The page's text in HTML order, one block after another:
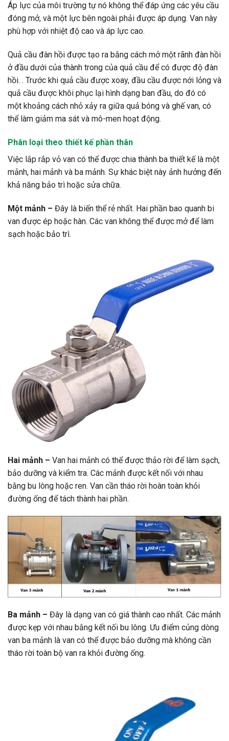
Áp lực của môi trường tự nó không thể đáp ứng các yêu cầu
đóng mở, và một lực bên ngoài phải được áp dụng. Van này
phù hợp với nhiệt độ cao và áp lực cao.
Quả cầu đàn hồi được tạo ra bằng cách mở một rãnh đàn hồi
ở đầu dưới của thành trong của quả cầu để có được độ đàn
hồi. . Trước khi quả cầu được xoay, đầu cầu được nới lỏng và
quả cầu được khôi phục lại hình dạng ban đầu, do đó có
một khoảng cách nhỏ xảy ra giữa quả bóng và ghế van, có
thể làm giảm ma sát và mô-men hoạt động.
Phân loại theo thiết kế phần thân
Việc lắp rắp vỏ van có thể được chia thành ba thiết kế là một
mảnh, hai mảnh và ba mảnh. Sự khác biệt này ảnh hưởng đến
khả năng bảo trì hoặc sửa chữa.
Một mảnh – Đây là biến thể rẻ nhất. Hai phần bao quanh bi
van được ép hoặc hàn. Các van không thể được mở để làm
sạch hoặc bảo trì.
Hai mảnh – Van hai mảnh có thể được thảo rời để làm sạch,
bảo dưỡng và kiểm tra. Các mảnh được kết nối với nhau
bằng bu lông hoặc ren. Van cần tháo rời hoàn toàn khỏi
đường ống để tách thành hai phần.
Ba mảnh – Đây là dạng van có giá thành cao nhất. Các mảnh
được kẹp với nhau bằng kết nối bu lông. Ưu điểm củng dòng
van ba mảnh là van có thể được bảo dưỡng mà không cần
tháo rời toàn bộ van ra khỏi đường ống.